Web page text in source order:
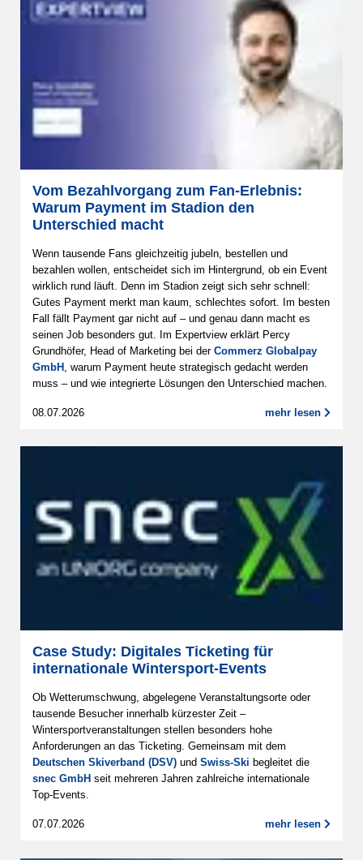
Vom Bezahlvorgang zum Fan-Erlebnis:
Warum Payment im Stadion den
Unterschied macht
Wenn tausende Fans gleichzeitig jubeln, bestellen und
bezahlen wollen, entscheidet sich im Hintergrund, ob ein Event
wirklich rund läuft. Denn im Stadion zeigt sich sehr schnell:
Gutes Payment merkt man kaum, schlechtes sofort. Im besten
Fall fällt Payment gar nicht auf – und genau dann macht es
seinen Job besonders gut. Im Expertview erklärt Percy
Grundhöfer, Head of Marketing bei der Commerz Globalpay
GmbH
, warum Payment heute strategisch gedacht werden
muss – und wie integrierte Lösungen den Unterschied machen.
08.07.2026 mehr lesen
Case Study: Digitales Ticketing für
internationale Wintersport-Events
Ob Wetterumschwung, abgelegene Veranstaltungsorte oder
tausende Besucher innerhalb kürzester Zeit –
Wintersportveranstaltungen stellen besonders hohe
Anforderungen an das Ticketing. Gemeinsam mit dem
Deutschen Skiverband (DSV) und Swiss-Ski begleitet die
snec GmbH seit mehreren Jahren zahlreiche internationale
Top-Events.
07.07.2026 mehr lesen